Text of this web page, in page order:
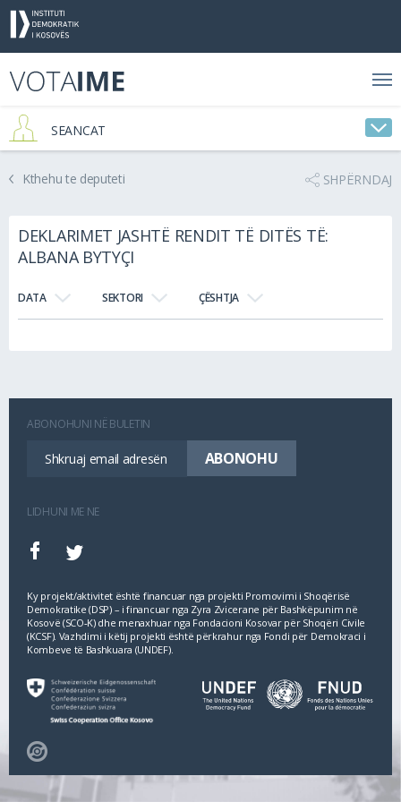
SEANCAT
Kthehu te deputeti SHPËRNDAJ
DEKLARIMET JASHTË RENDIT TË DITËS TË:
ALBANA BYTYÇI
DATA SEKTORI ÇËSHTJA
ABONOHUNI NË BULETIN
LIDHUNI ME NE
Ky projekt/aktivitet është financuar nga projekti Promovimi i Shoqërisë
Demokratike (DSP) – i financuar nga Zyra Zvicerane për Bashkëpunim në
Kosovë (SCO‐K) dhe menaxhuar nga Fondacioni Kosovar për Shoqëri Civile
(KCSF). Vazhdimi i këtij projekti është përkrahur nga Fondi për Demokraci i
Kombeve të Bashkuara (UNDEF).